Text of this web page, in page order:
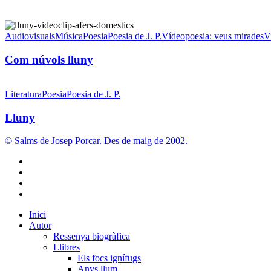
Com
núvols
AudiovisualsMúsicaPoesiaPoesia de J. P.Vídeopoesia: veus mirades
Com núvols lluny
LiteraturaPoesiaPoesia de J. P.
Lluny
© Salms de Josep Porcar. Des de maig de 2002.
Close
Menu
Inici
Autor
Ressenya biogràfica
Llibres
Els focs ignífugs